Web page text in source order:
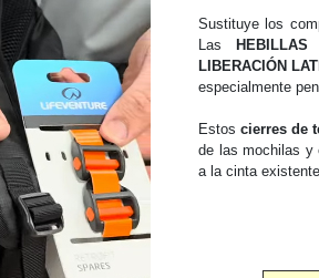
Sustituye los
Las
HEBILLAS
LIBERACIÓN
especialmente
Estos cierres de
de las mochilas y
a la cinta